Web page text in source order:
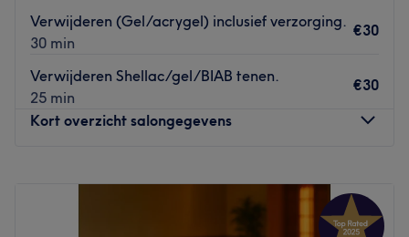
Rolstoel vriendelijk
Verwijderen (Gel/acrygel) inclusief verzorging.
30 min
€30
Verwijderen Shellac/gel/BIAB tenen.
25 min
€30
Kort overzicht salongegevens
Gesloten
Gesloten